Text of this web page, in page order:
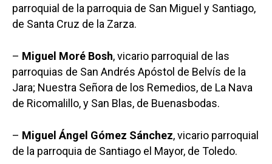
parroquial de la parroquia de San Miguel y Santiago,
de Santa Cruz de la Zarza.
– Miguel Moré Bosh, vicario parroquial de las
parroquias de San Andrés Apóstol de Belvís de la
Jara; Nuestra Señora de los Remedios, de La Nava
de Ricomalillo, y San Blas, de Buenasbodas.
– Miguel Ángel Gómez Sánchez, vicario parroquial
de la parroquia de Santiago el Mayor, de Toledo.